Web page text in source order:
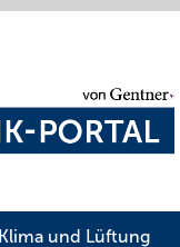
Klima und Lüftung